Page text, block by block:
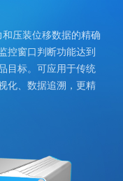
压装位移数据的精确
控窗口判断功能达到
目标。可应用于传统
化、数据追溯，更精